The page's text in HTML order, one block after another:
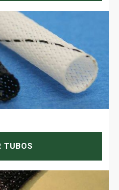
TUBOS